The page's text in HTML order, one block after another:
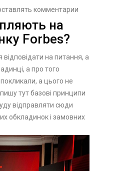
комментарии
на
Forbes?
на питання, а
а про того
а цього не
тут базові принципи
відправляти сюди
обкладинок і замовних